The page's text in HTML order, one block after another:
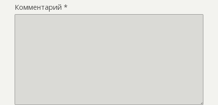
Комментарий *